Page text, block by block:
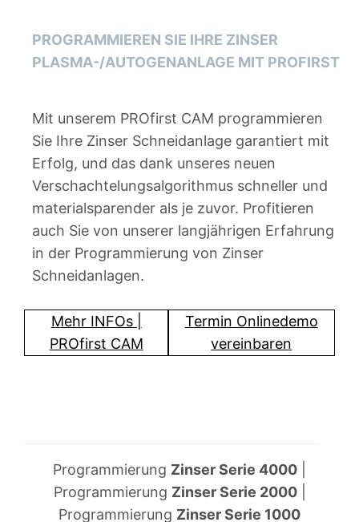
PROGRAMMIEREN SIE IHRE ZINSER
PLASMA-/AUTOGENANLAGE MIT PROFIRST
Mit unserem PROfirst CAM programmieren
Sie Ihre Zinser Schneidanlage garantiert mit
Erfolg, und das dank unseres neuen
Verschachtelungsalgorithmus schneller und
materialsparender als je zuvor. Profitieren
auch Sie von unserer langjährigen Erfahrung
in der Programmierung von Zinser
Schneidanlagen.
Mehr INFOs |
PROfirst CAM
Termin Onlinedemo
vereinbaren
Programmierung Zinser Serie 4000
Programmierung Zinser Serie 2000|
Programmierung Zinser Serie 1000